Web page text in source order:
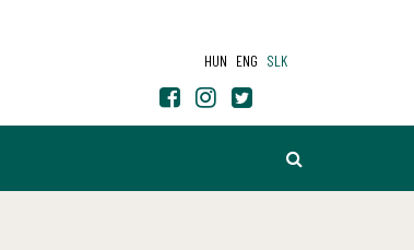
HUN ENG SLK